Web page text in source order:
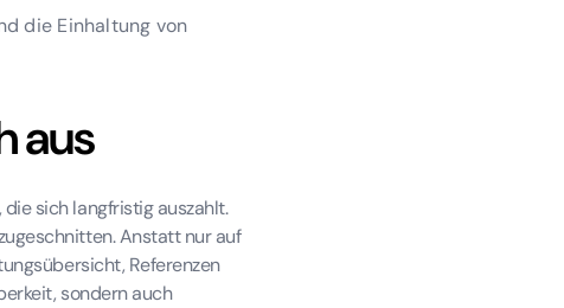
die Einhaltung von
aus
sich langfristig auszahlt.
Anstatt nur auf
Referenzen
sondern auch